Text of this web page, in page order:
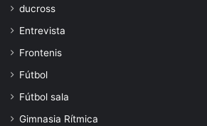
ducross
Entrevista
Frontenis
Fútbol
Fútbol sala
Gimnasia Rítmica